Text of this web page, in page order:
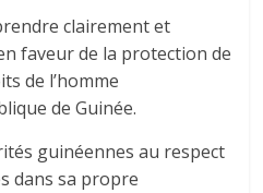
clairement et
faveur de la protection de
de l’homme
de Guinée.
guinéennes au respect
dans sa propre